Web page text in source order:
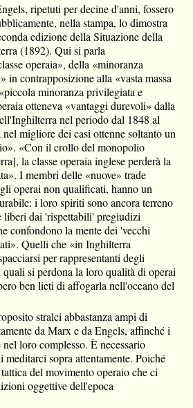
ripetuti per decine d'anni, fossero
nella stampa, lo dimostra
edizione della Situazione della
(1892). Qui si parla
operaia», della «minoranza
in contrapposizione alla «vasta massa
minoranza privilegiata e
otteneva «vantaggi durevoli» dalla
nel periodo dal 1848 al
nel migliore dei casi ottenne soltanto un
«Con il crollo del monopolio
la classe operaia inglese perderà la
I membri delle «nuove» trade
operai non qualificati, hanno un
i loro spiriti sono ancora terreno
liberi dai 'rispettabili' pregiudizi
confondono la mente dei 'vecchi
Quelli che «in Inghilterra
per rappresentanti degli
si perdona la loro qualità di operai
ben lieti di affogarla nell'oceano del
stralci abbastanza ampi di
da Marx e da Engels, affinché i
loro complesso. È necessario
meditarci sopra attentamente. Poiché
del movimento operaio che ci
oggettive dell'epoca